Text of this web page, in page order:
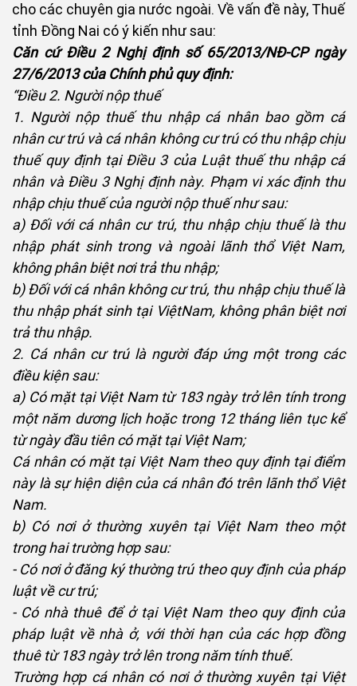
cho các chuyên gia nước ngoài. Về vấn đề này, Thuế
tỉnh Đồng Nai có ý kiến như sau:
Căn cứ Điều 2 Nghị định số 65/2013/NĐ-CP ngày
27/6/2013 của Chính phủ quy định:
“Điều 2. Người nộp thuế
1. Người nộp thuế thu nhập cá nhân bao gồm cá
nhân cư trú và cá nhân không cư trú có thu nhập chịu
thuế quy định tại Điều 3 của Luật thuế thu nhập cá
nhân và Điều 3 Nghị định này. Phạm vi xác định thu
nhập chịu thuế của người nộp thuế như sau:
a) Đối với cá nhân cư trú, thu nhập chịu thuế là thu
nhập phát sinh trong và ngoài lãnh thổ Việt Nam,
không phân biệt nơi trả thu nhập;
b) Đối với cá nhân không cư trú, thu nhập chịu thuế là
thu nhập phát sinh tại ViệtNam, không phân biệt nơi
trả thu nhập.
2. Cá nhân cư trú là người đáp ứng một trong các
điều kiện sau:
a) Có mặt tại Việt Nam từ 183 ngày trở lên tính trong
một năm dương lịch hoặc trong 12 tháng liên tục kể
từ ngày đầu tiên có mặt tại Việt Nam;
Cá nhân có mặt tại Việt Nam theo quy định tại điểm
này là sự hiện diện của cá nhân đó trên lãnh thổ Việt
Nam.
b) Có nơi ở thường xuyên tại Việt Nam theo một
trong hai trường hợp sau:
- Có nơi ở đăng ký thường trú theo quy định của pháp
luật về cư trú;
- Có nhà thuê để ở tại Việt Nam theo quy định của
pháp luật về nhà ở, với thời hạn của các hợp đồng
thuê từ 183 ngày trở lên trong năm tính thuế.
Trường hợp cá nhân có nơi ở thường xuyên tại Việt